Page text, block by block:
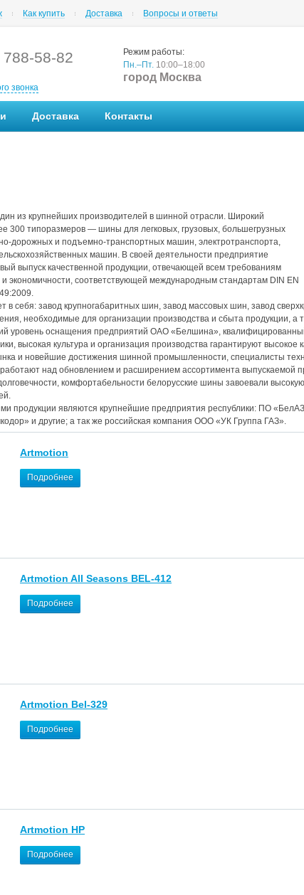
Как купить Доставка Вопросы и ответы
788-58-82
звонка
Режим работы:
Пн.–Пт. 10:00–18:00
город Москва
Доставка Контакты
из крупнейших производителей в шинной отрасли. Широкий
300 типоразмеров — шины для легковых, грузовых, большегрузных
дорожных и подъемно-транспортных машин, электротранспорта,
машин. В своей деятельности предприятие
выпуск качественной продукции, отвечающей всем требованиям
экономичности, соответствующей международным стандартам DIN EN
себя: завод крупногабаритных шин, завод массовых шин, завод
необходимые для организации производства и сбыта продукции,
уровень оснащения предприятий ОАО «Белшина»,
высокая культура и организация производства гарантируют высокое
и новейшие достижения шинной промышленности, специалисты
над обновлением и расширением ассортимента выпускаемой
комфортабельности белорусские шины завоевали
продукции являются крупнейшие предприятия республики: ПО
и другие; а так же российская компания ООО «УК Группа ГАЗ».
Artmotion
Подробнее
Artmotion All Seasons BEL-412
Подробнее
Artmotion Bel-329
Подробнее
Artmotion HP
Подробнее